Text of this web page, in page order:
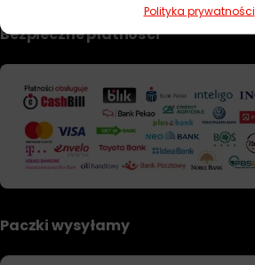
Polityka prywatności
Bezpieczne płatności
Paczki wysyłamy